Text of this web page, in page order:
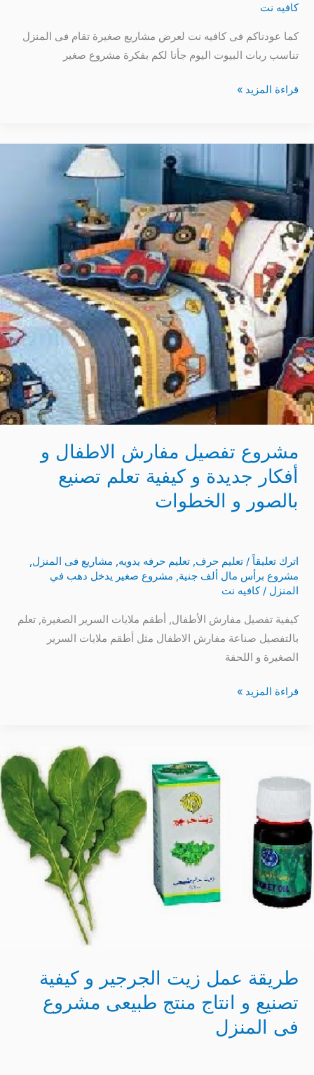
كافيه نت
كما عودناكم فى كافيه نت لعرض مشاريع صغيرة تقام فى المنزل
تناسب ربات البيوت اليوم جأنا لكم بفكرة مشروع صغير
قراءة المزيد »
مشروع تفصيل مفارش الاطفال و
أفكار جديدة و كيفية تعلم تصنيع
بالصور و الخطوات
اترك تعليقاً /تعليم حرف,تعليم حرفه يدويه,مشاريع فى المنزل,
مشروع برأس مال ألف جنية,مشروع صغير يدخل دهب في
المنزل/كافيه نت
كيفية تفصيل مفارش الأطفال, أطقم ملايات السرير الصغيرة, تعلم
بالتفصيل صناعة مفارش الاطفال مثل أطقم ملايات السرير
الصغيرة و اللحفة
مشروع
مفارش
الاطفال
و
أفكار
جديدة
تصنيع
بالصور
و
الخطوات
قراءة المزيد »
طريقة عمل زيت الجرجير و كيفية
تصنيع و انتاج منتج طبيعى مشروع
فى المنزل
زيت
الجرجير
و
كيفية
تصنيع
و
انتاج
المنزل